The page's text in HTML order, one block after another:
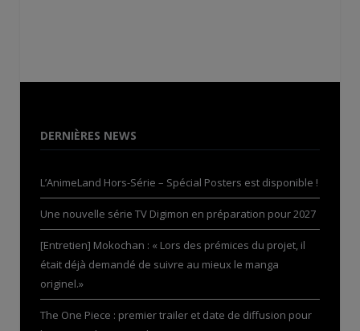
DERNIÈRES NEWS
L’AnimeLand Hors-Série – Spécial Posters est disponible !
Une nouvelle série TV Digimon en préparation pour 2027
[Entretien] Mokochan : « Lors des prémices du projet, il
était déjà demandé de suivre au mieux le manga
originel.»
The One Piece : premier trailer et date de diffusion pour